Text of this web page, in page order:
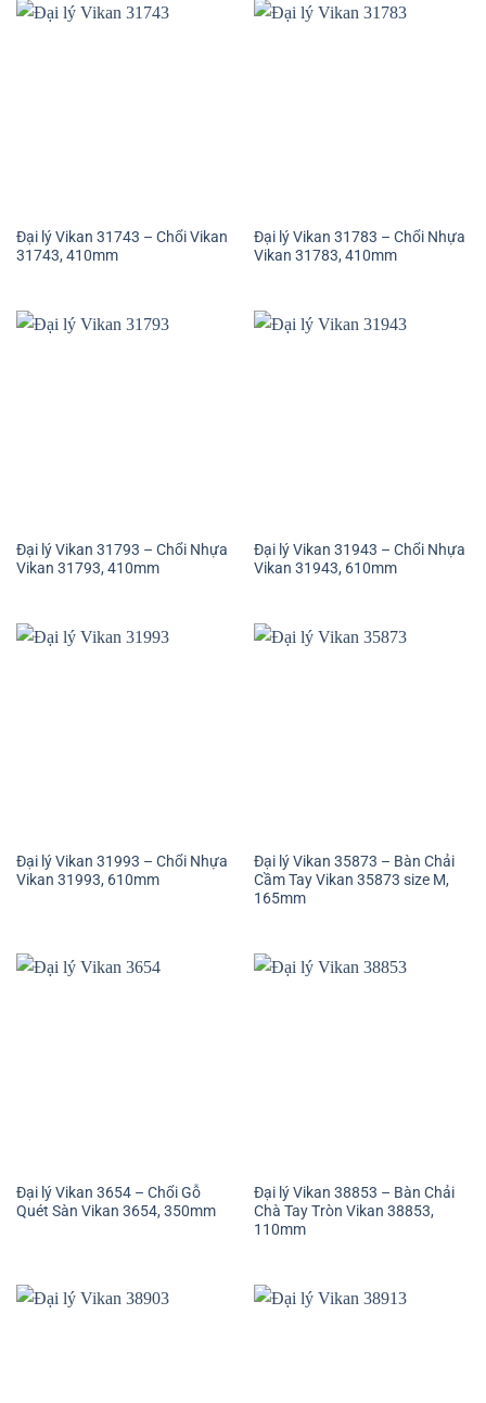
Đại lý Vikan 31743 – Chổi Vikan
31743, 410mm
Đại lý Vikan 31783 – Chổi Nhựa
Vikan 31783, 410mm
Đại lý Vikan 31793 – Chổi Nhựa
Vikan 31793, 410mm
Đại lý Vikan 31943 – Chổi Nhựa
Vikan 31943, 610mm
Đại lý Vikan 31993 – Chổi Nhựa
Vikan 31993, 610mm
Đại lý Vikan 35873 – Bàn Chải
Cầm Tay Vikan 35873 size M,
165mm
Đại lý Vikan 3654 – Chổi Gỗ
Quét Sàn Vikan 3654, 350mm
Đại lý Vikan 38853 – Bàn Chải
Chà Tay Tròn Vikan 38853,
110mm